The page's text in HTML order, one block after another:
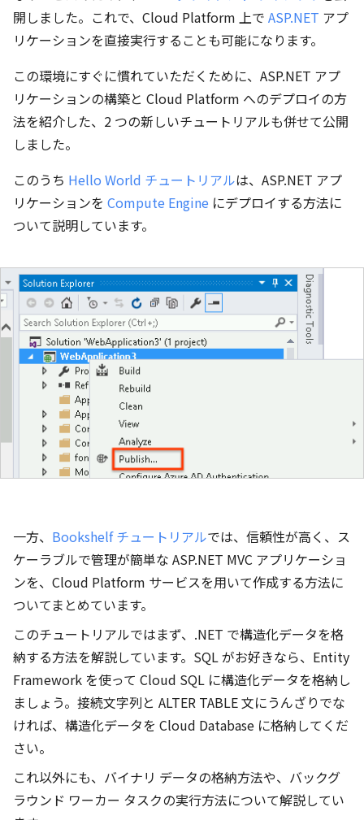
開しました。これで、Cloud Platform 上で ASP.NET アプ
リケーションを直接実行することも可能になります。
この環境にすぐに慣れていただくために、ASP.NET アプ
リケーションの構築と Cloud Platform へのデプロイの方
法を紹介した、2 つの新しいチュートリアルも併せて公開
しました。
このうち Hello World チュートリアルは、ASP.NET アプ
リケーションを Compute Engine にデプロイする方法に
ついて説明しています。
一方、 Bookshelf チュートリアルでは、信頼性が高く、ス
ケーラブルで管理が簡単な ASP.NET MVC アプリケーショ
ンを、Cloud Platform サービスを用いて作成する方法に
ついてまとめています。
このチュートリアルではまず、.NET で構造化データを格
納する方法を解説しています。SQL がお好きなら、Entity
Framework を使って Cloud SQL に構造化データを格納し
ましょう。接続文字列と ALTER TABLE 文にうんざりでな
ければ、構造化データを Cloud Database に格納してくだ
さい。
これ以外にも、バイナリ データの格納方法や、バックグ
ラウンド ワーカー タスクの実行方法について解説してい